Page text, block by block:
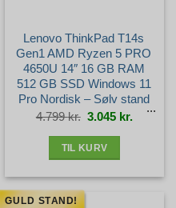
Lenovo ThinkPad T14s
Gen1 AMD Ryzen 5 PRO
4650U 14″ 16 GB RAM
512 GB SSD Windows 11
Pro Nordisk – Sølv stand
4.799kr. Den
oprindelige
pris
3.045 kr. Den
aktuelle
pris
TIL KURV
GULD STAND!